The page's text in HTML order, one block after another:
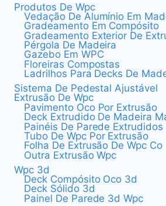
Produtos De Wpc
Vedação De Alumínio Em
Gradeamento Em Compósito
Gradeamento Exterior De
Pérgola De Madeira
Gazebo Em WPC
Floreiras Compostas
Ladrilhos Para Decks De
Sistema De Pedestal Ajustável
Extrusão De Wpc
Pavimento Oco Por Extrusão
Deck Extrudido De Madeira
Painéis De Parede Extrudidos
Tubo De Wpc Por Extrusão
Folha De Extrusão De Wpc Co
Outra Extrusão Wpc
Wpc 3d
Deck Compósito Oco 3d
Deck Sólido 3d
Painel De Parede 3d Wpc